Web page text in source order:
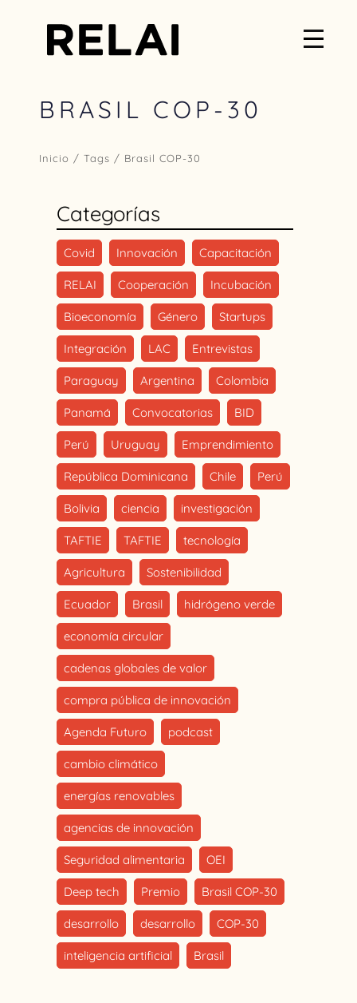
BRASIL COP-30
Inicio / Tags / Brasil COP-30
Categorías
Covid Innovación Capacitación
RELAI Cooperación Incubación
Bioeconomía Género Startups
Integración LAC Entrevistas
Paraguay Argentina Colombia
Panamá Convocatorias BID
Perú Uruguay Emprendimiento
República Dominicana Chile Perú
Bolivia ciencia investigación
TAFTIE TAFTIE tecnología
Agricultura Sostenibilidad
Ecuador Brasil hidrógeno verde
economía circular
cadenas globales de valor
compra pública de innovación
Agenda Futuro podcast
cambio climático
energías renovables
agencias de innovación
Seguridad alimentaria OEI
Deep tech Premio Brasil COP-30
desarrollo desarrollo COP-30
inteligencia artificial Brasil